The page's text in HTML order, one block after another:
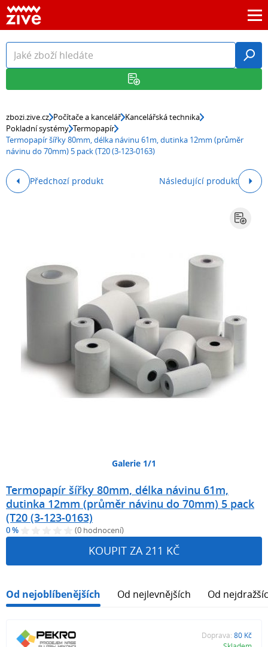
zbozi.zive.cz Počítače a kancelář Kancelářská technika
Pokladní systémy Termopapír
Termopapír šířky 80mm, délka návinu 61m, dutinka 12mm (průměr
návinu do 70mm) 5 pack (T20 (3-123-0163)
Předchozí produkt Následující produkt
Galerie 1/1
Termopapír šířky 80mm, délka návinu 61m,
dutinka 12mm (průměr návinu do 70mm) 5 pack
(T20 (3-123-0163)
0 % (0 hodnocení)
KOUPIT ZA 211 KČ
Od nejoblíbenějších Od nejlevnějších Od
Doprava: 80 Kč